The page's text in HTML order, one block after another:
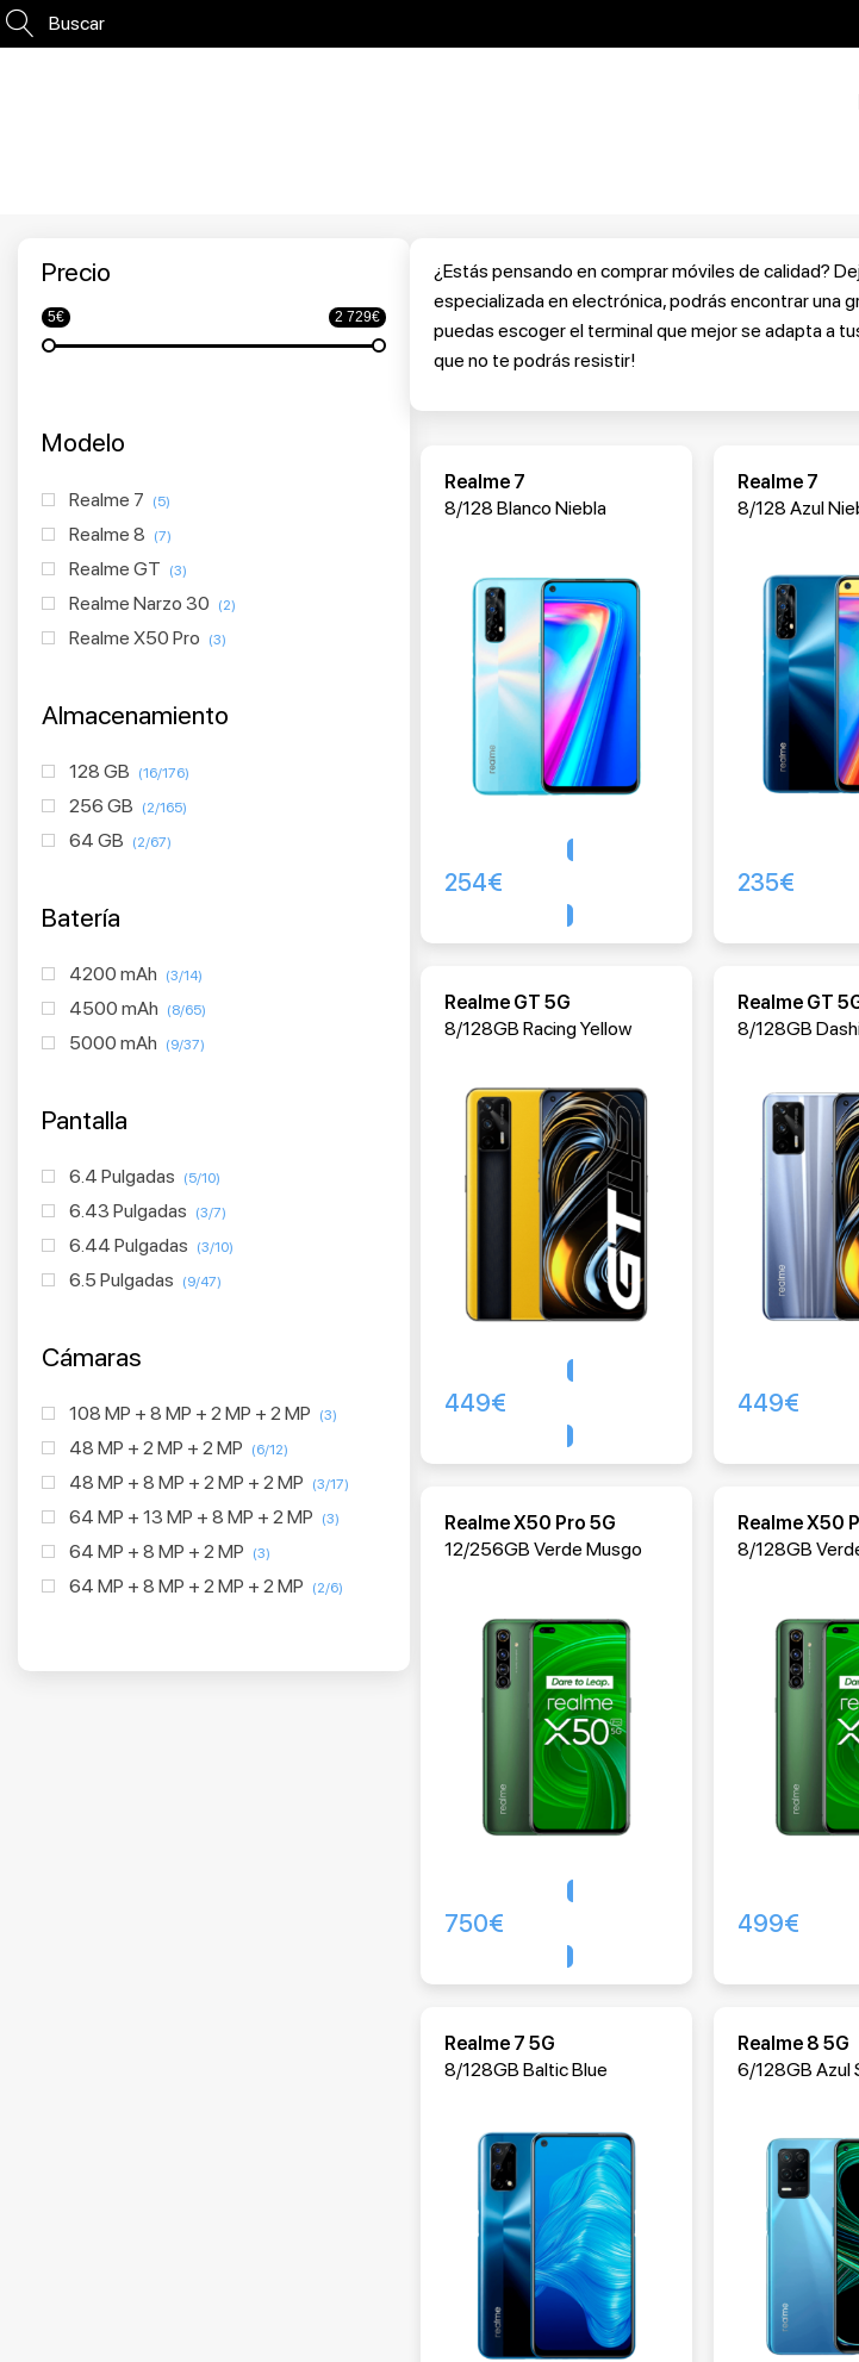
Buscar
Precio
5€ 2 729€
Modelo
Realme 7 (5)
Realme 8 (7)
Realme GT (3)
Realme Narzo 30 (2)
Realme X50 Pro (3)
Almacenamiento
128 GB (16/176)
256 GB (2/165)
64 GB (2/67)
Batería
4200 mAh (3/14)
4500 mAh (8/65)
5000 mAh (9/37)
Pantalla
6.4 Pulgadas (5/10)
6.43 Pulgadas (3/7)
6.44 Pulgadas (3/10)
6.5 Pulgadas (9/47)
Cámaras
108 MP + 8 MP + 2 MP + 2 MP (3)
48 MP + 2 MP + 2 MP (6/12)
48 MP + 8 MP + 2 MP + 2 MP (3/17)
64 MP + 13 MP + 8 MP + 2 MP (3)
64 MP + 8 MP + 2 MP (3)
64 MP + 8 MP + 2 MP + 2 MP (2/6)
¿Estás pensando en comprar móviles de calidad?
especializada en electrónica, podrás encontrar una
puedas escoger el terminal que mejor se adapta a
que no te podrás resistir!
Realme 7
8/128 Blanco Niebla
254€
Realme 7
8/128 Azul
235€
Realme GT 5G
8/128GB Racing Yellow
449€
Realme GT
8/128GB
449€
Realme X50 Pro 5G
12/256GB Verde Musgo
750€
Realme X50
8/128GB
499€
Realme 7 5G
8/128GB Baltic Blue
Realme 8 5G
6/128GB Azul